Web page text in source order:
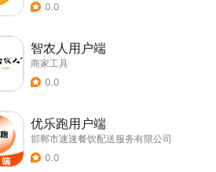
0.0
智农人用户端
商家工具
0.0
优乐跑用户端
邯郸市速速餐饮配送服务有限公司
0.0